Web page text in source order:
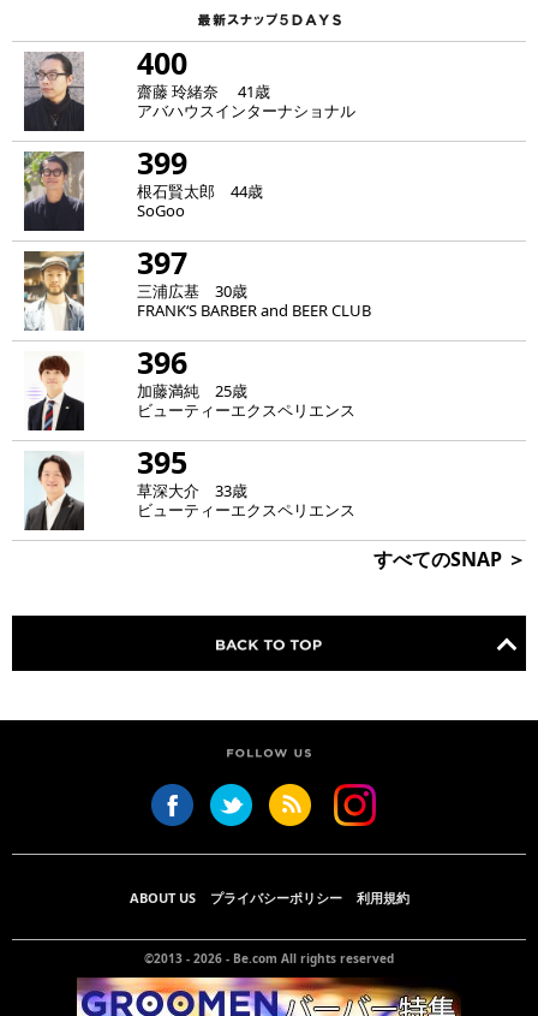
400
齋藤 玲緒奈 41歳
アバハウスインターナショナル
399
根石賢太郎 44歳
SoGoo
397
三浦広基 30歳
FRANK‘S BARBER and BEER CLUB
396
加藤満純 25歳
ビューティーエクスペリエンス
395
草深大介 33歳
ビューティーエクスペリエンス
すべてのSNAP ＞
ABOUT US プライバシーポリシー 利用規約
©2013 - 2026 - Be.com All rights reserved